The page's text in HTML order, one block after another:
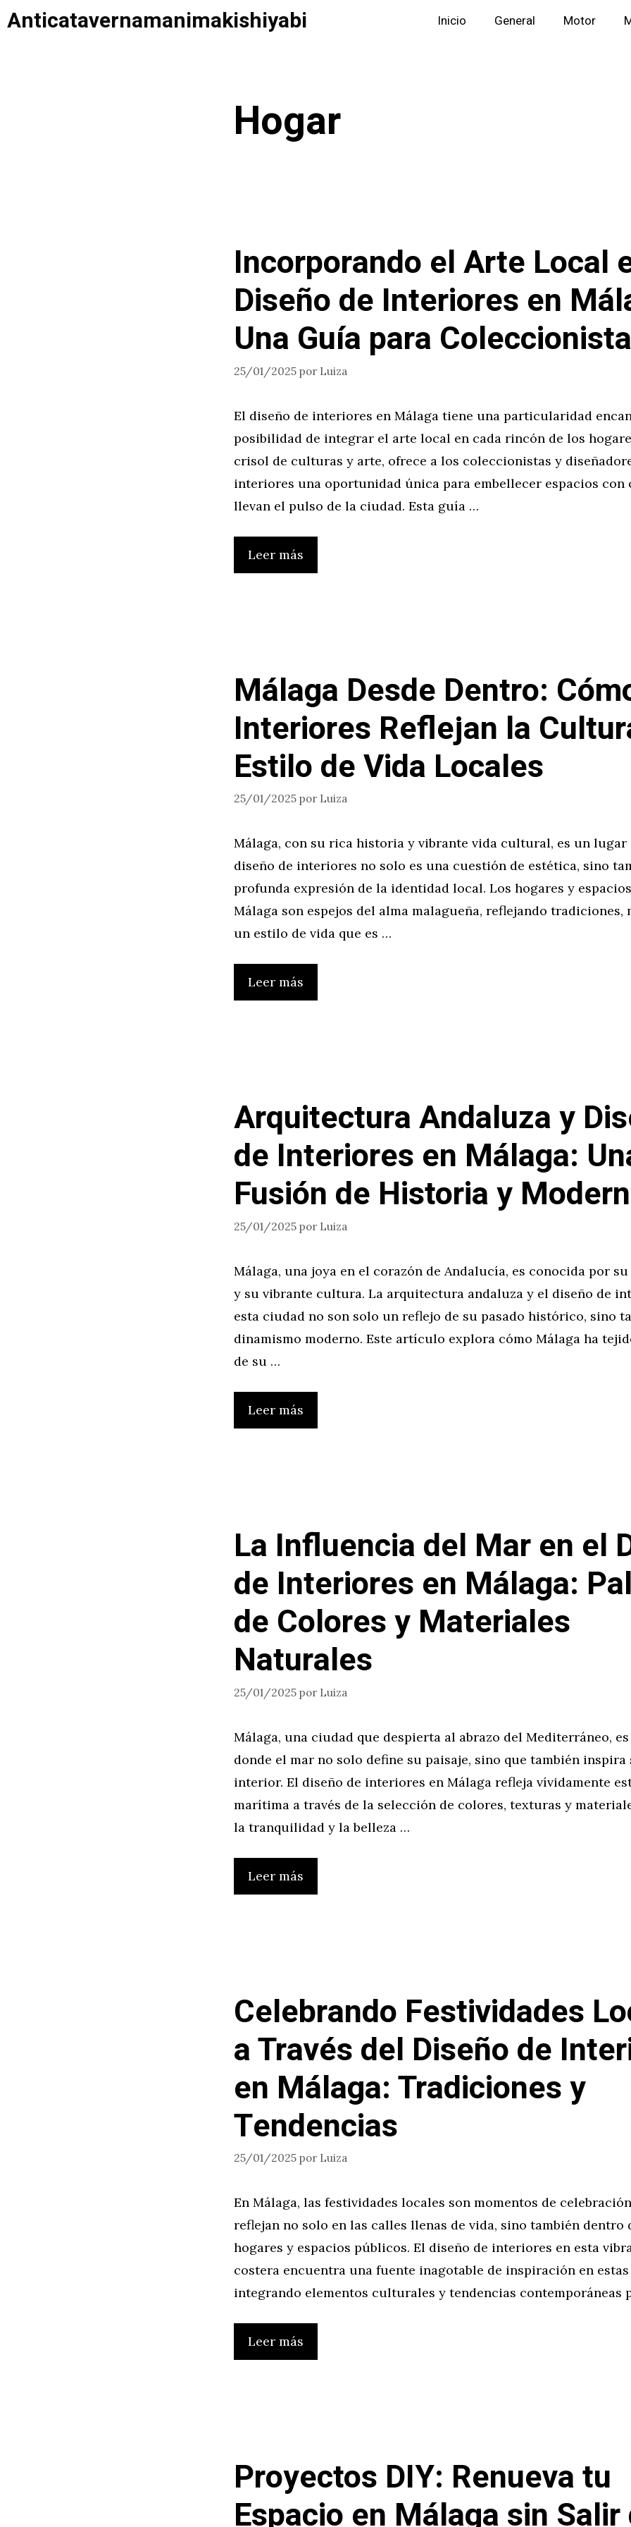
Saltar
alAnticatavernamanimakishiyabi Inicio General Motor
Hogar
Incorporando el Arte Local
Diseño de Interiores en
Una Guía para
25/01/2025 por Luiza
El diseño de interiores en Málaga tiene una particularidad
posibilidad de integrar el arte local en cada rincón de los
crisol de culturas y arte, ofrece a los coleccionistas y
interiores una oportunidad única para embellecer espacios con
llevan el pulso de la ciudad. Esta guía …
Leer más
Málaga Desde Dentro:
Interiores Reflejan la
Estilo de Vida Locales
25/01/2025 por Luiza
Málaga, con su rica historia y vibrante vida cultural, es un lugar
diseño de interiores no solo es una cuestión de estética, sino
profunda expresión de la identidad local. Los hogares y
Málaga son espejos del alma malagueña, reflejando tradiciones,
un estilo de vida que es …
Leer más
Arquitectura Andaluza y
de Interiores en Málaga:
Fusión de Historia y
25/01/2025 por Luiza
Málaga, una joya en el corazón de Andalucía, es conocida por
y su vibrante cultura. La arquitectura andaluza y el diseño de
esta ciudad no son solo un reflejo de su pasado histórico, sino
dinamismo moderno. Este artículo explora cómo Málaga ha
de su …
Leer más
La Influencia del Mar en el
de Interiores en Málaga:
de Colores y Materiales
Naturales
25/01/2025 por Luiza
Málaga, una ciudad que despierta al abrazo del Mediterráneo,
donde el mar no solo define su paisaje, sino que también
interior. El diseño de interiores en Málaga refleja vívidamente
marítima a través de la selección de colores, texturas y
la tranquilidad y la belleza …
Leer más
Celebrando Festividades
a Través del Diseño de
en Málaga: Tradiciones y
Tendencias
25/01/2025 por Luiza
En Málaga, las festividades locales son momentos de
reflejan no solo en las calles llenas de vida, sino también dentro
hogares y espacios públicos. El diseño de interiores en esta
costera encuentra una fuente inagotable de inspiración en
integrando elementos culturales y tendencias contemporáneas
Leer más
Proyectos DIY: Renueva tu
Espacio en Málaga sin Salir